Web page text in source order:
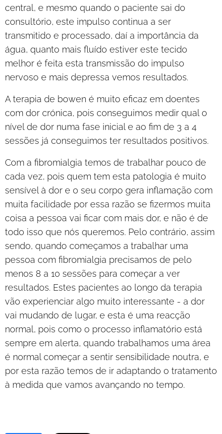
central, e mesmo quando o paciente sai do
consultório, este impulso continua a ser
transmitido e processado, daí a importância da
água, quanto mais fluído estiver este tecido
melhor é feita esta transmissão do impulso
nervoso e mais depressa vemos resultados.
A terapia de bowen é muito eficaz em doentes
com dor crónica, pois conseguimos medir qual o
nível de dor numa fase inicial e ao fim de 3 a 4
sessões já conseguimos ter resultados positivos.
Com a fibromialgia temos de trabalhar pouco de
cada vez, pois quem tem esta patologia é muito
sensível à dor e o seu corpo gera inflamação com
muita facilidade por essa razão se fizermos muita
coisa a pessoa vai ficar com mais dor, e não é de
todo isso que nós queremos. Pelo contrário, assim
sendo, quando começamos a trabalhar uma
pessoa com fibromialgia precisamos de pelo
menos 8 a 10 sessões para começar a ver
resultados. Estes pacientes ao longo da terapia
vão experienciar algo muito interessante - a dor
vai mudando de lugar, e esta é uma reacção
normal, pois como o processo inflamatório está
sempre em alerta, quando trabalhamos uma área
é normal começar a sentir sensibilidade noutra, e
por esta razão temos de ir adaptando o tratamento
à medida que vamos avançando no tempo.